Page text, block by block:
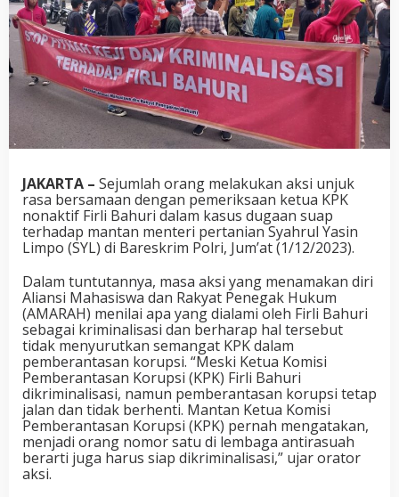
JAKARTA – Sejumlah orang melakukan aksi unjuk
rasa bersamaan dengan pemeriksaan ketua KPK
nonaktif Firli Bahuri dalam kasus dugaan suap
terhadap mantan menteri pertanian Syahrul Yasin
Limpo (SYL) di Bareskrim Polri, Jum’at (1/12/2023).
Dalam tuntutannya, masa aksi yang menamakan diri
Aliansi Mahasiswa dan Rakyat Penegak Hukum
(AMARAH) menilai apa yang dialami oleh Firli Bahuri
sebagai kriminalisasi dan berharap hal tersebut
tidak menyurutkan semangat KPK dalam
pemberantasan korupsi. “Meski Ketua Komisi
Pemberantasan Korupsi (KPK) Firli Bahuri
dikriminalisasi, namun pemberantasan korupsi tetap
jalan dan tidak berhenti. Mantan Ketua Komisi
Pemberantasan Korupsi (KPK) pernah mengatakan,
menjadi orang nomor satu di lembaga antirasuah
berarti juga harus siap dikriminalisasi,” ujar orator
aksi.